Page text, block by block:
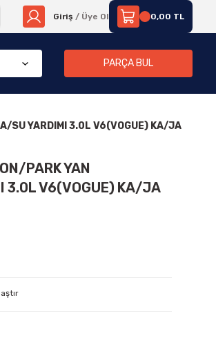
Giriş / Üye Ol 0,00 TL
PARÇA BUL
SU YARDIMI 3.0L V6(VOGUE) KA/JA
PARK YAN
3.0L V6(VOGUE) KA/JA